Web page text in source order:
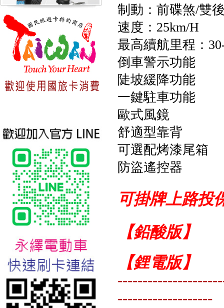
台北新北蘆洲永繹電動車可愛
馬18吋電動輔助自行車 CHT-
027
台北新北蘆洲永繹電動車業威
勝16吋電動輔助自行車:TSV19
美樂蒂(Melody)
制動：前碟煞/雙
速度：25km/H
最高續航里程：
倒車警示功能
陡坡緩降功能
一鍵駐車功能
歐式風鏡
舒適型靠背
可選配烤漆尾箱
防盜遙控器
可掛牌上路投
【鉛酸版】
【鋰電版】
-------------------